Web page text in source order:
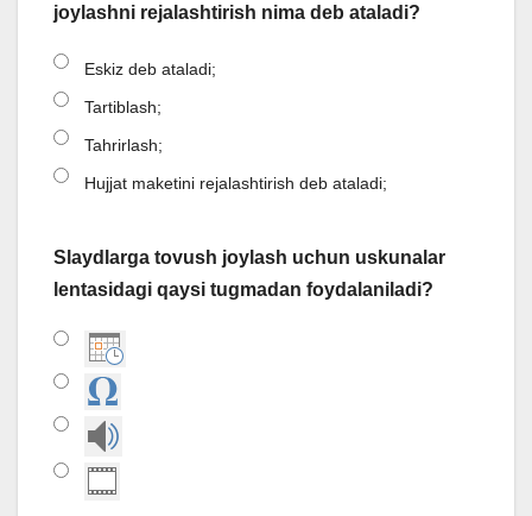
joylashni rejalashtirish nima deb ataladi?
Eskiz deb ataladi;
Tartiblash;
Tahrirlash;
Hujjat maketini rejalashtirish deb ataladi;
Slaydlarga tovush joylash uchun uskunalar
lentasidagi qaysi tugmadan foydalaniladi?